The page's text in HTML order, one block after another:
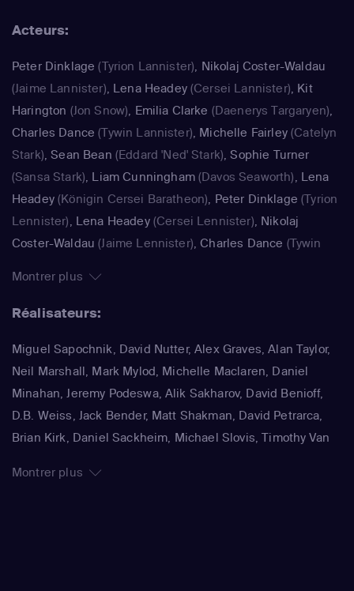
fantasy.
Acteurs:
Peter Dinklage (Tyrion Lannister) Nikolaj Coster-Waldau
(Jaime Lannister) Lena Headey(Cersei Lannister) Kit
Harington (Jon Snow) Emilia Clarke (Daenerys Targaryen)
Charles Dance (Tywin Lannister) Michelle Fairley(Catelyn
Stark) ,Sean Bean (Eddard 'Ned' Stark) ,Sophie Turner
(Sansa Stark) Liam Cunningham(Davos Seaworth) Lena
Headey(Königin Cersei Baratheon) Peter Dinklage (Tyrion
Lennister) Lena Headey(Cersei Lennister) Nikolaj
Coster-Waldau (Jaime Lennister) ,Charles Dance (Tywin
Emmanuel
Dormer(Margaery Tyrell)
Montrer plus
Réalisateurs:
Miguel Sapochnik, David Nutter, Alex Graves, Alan Taylor,
Neil Marshall, Mark Mylod, Michelle Maclaren, Daniel
Minahan, Jeremy Podeswa, Alik Sakharov, David Benioff,
D.B. Weiss, Jack Bender, Matt Shakman, David Petrarca,
Brian Kirk, Daniel Sackheim, Michael Slovis, Timothy Van
Montrer plus